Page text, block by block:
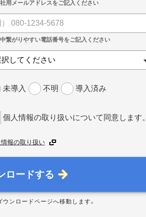
未導入 不明 導入済み
個人情報の取り扱いについて同意します。
報の取り扱い
ロードする
ウンロードページへ移動します。